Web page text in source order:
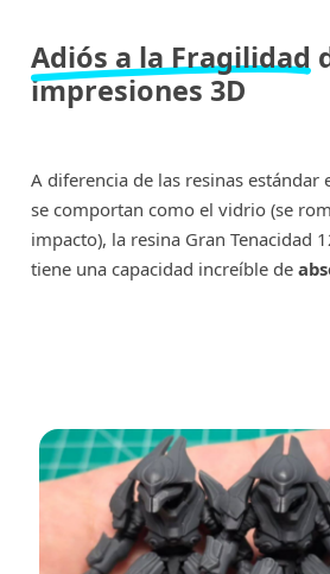
Adiós a la Fragilidad
impresiones 3D
A diferencia de las resinas estándar
se comportan como el vidrio (se
impacto), la resina Gran Tenacidad
tiene una capacidad increíble de